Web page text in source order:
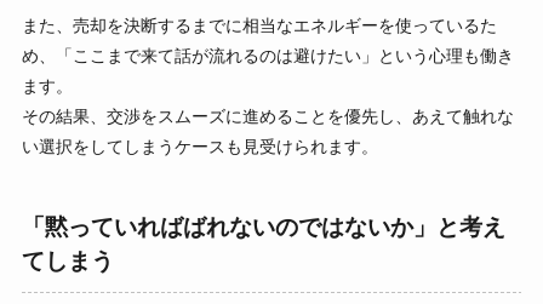
また、売却を決断するまでに相当なエネルギーを使っているた
め、「ここまで来て話が流れるのは避けたい」という心理も働き
ます。
その結果、交渉をスムーズに進めることを優先し、あえて触れな
い選択をしてしまうケースも見受けられます。
「黙っていればばれないのではないか」と考え
てしまう